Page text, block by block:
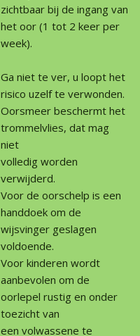
zichtbaar bij de ingang van
het oor (1 tot 2 keer per
week).
Ga niet te ver, u loopt het
risico uzelf te verwonden.
Oorsmeer beschermt het
trommelvlies, dat mag
niet
volledig worden
verwijderd.
Voor de oorschelp is een
handdoek om de
wijsvinger geslagen
voldoende.
Voor kinderen wordt
aanbevolen om de
oorlepel rustig en onder
toezicht van
een volwassene te